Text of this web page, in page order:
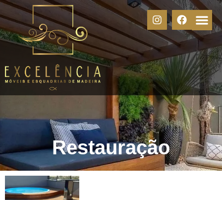
Restauração